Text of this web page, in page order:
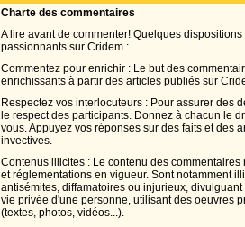
Charte des commentaires
A lire avant de commenter! Quelques
passionnants sur Cridem :
Commentez pour enrichir : Le but des
enrichissants à partir des articles publiés sur
Respectez vos interlocuteurs : Pour assurer des
le respect des participants. Donnez à chacun le
vous. Appuyez vos réponses sur des faits et des
invectives.
Contenus illicites : Le contenu des
et réglementations en vigueur. Sont notamment
antisémites, diffamatoires ou injurieux,
vie privée d'une personne, utilisant des oeuvres
(textes, photos, vidéos...).